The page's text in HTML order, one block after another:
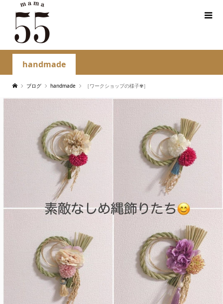
handmade
ブログ handmade ［ワークショップの様子✾］